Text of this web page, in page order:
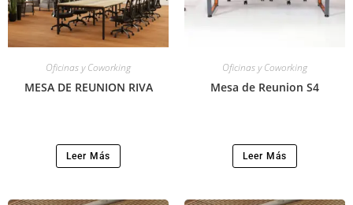
Oficinas y Coworking
MESA DE REUNION RIVA
Leer Más
Oficinas y Coworking
Mesa de Reunion S4
Leer Más